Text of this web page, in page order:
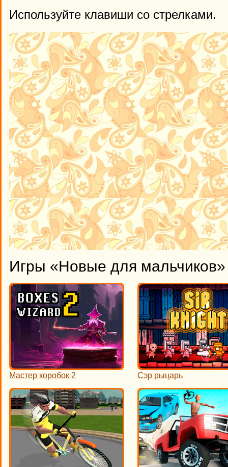
Используйте клавиши со стрелками.
Игры «Новые для мальчиков»
Мастер коробок 2 Сэр рыцарь